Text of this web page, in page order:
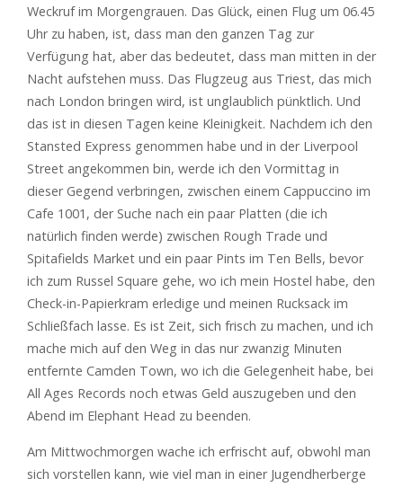
Weckruf im Morgengrauen. Das Glück, einen Flug um 06.45
Uhr zu haben, ist, dass man den ganzen Tag zur
Verfügung hat, aber das bedeutet, dass man mitten in der
Nacht aufstehen muss. Das Flugzeug aus Triest, das mich
nach London bringen wird, ist unglaublich pünktlich. Und
das ist in diesen Tagen keine Kleinigkeit. Nachdem ich den
Stansted Express genommen habe und in der Liverpool
Street angekommen bin, werde ich den Vormittag in
dieser Gegend verbringen, zwischen einem Cappuccino im
Cafe 1001, der Suche nach ein paar Platten (die ich
natürlich finden werde) zwischen Rough Trade und
Spitafields Market und ein paar Pints im Ten Bells, bevor
ich zum Russel Square gehe, wo ich mein Hostel habe, den
Check-in-Papierkram erledige und meinen Rucksack im
Schließfach lasse. Es ist Zeit, sich frisch zu machen, und ich
mache mich auf den Weg in das nur zwanzig Minuten
entfernte Camden Town, wo ich die Gelegenheit habe, bei
All Ages Records noch etwas Geld auszugeben und den
Abend im Elephant Head zu beenden.
Am Mittwochmorgen wache ich erfrischt auf, obwohl man
sich vorstellen kann, wie viel man in einer Jugendherberge